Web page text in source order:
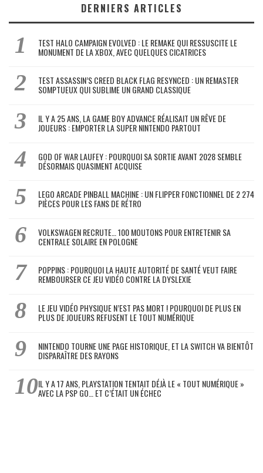
DERNIERS ARTICLES
TEST HALO CAMPAIGN EVOLVED : LE REMAKE QUI RESSUSCITE LE
MONUMENT DE LA XBOX, AVEC QUELQUES CICATRICES
TEST ASSASSIN’S CREED BLACK FLAG RESYNCED : UN REMASTER
SOMPTUEUX QUI SUBLIME UN GRAND CLASSIQUE
IL Y A 25 ANS, LA GAME BOY ADVANCE RÉALISAIT UN RÊVE DE
JOUEURS : EMPORTER LA SUPER NINTENDO PARTOUT
GOD OF WAR LAUFEY : POURQUOI SA SORTIE AVANT 2028 SEMBLE
DÉSORMAIS QUASIMENT ACQUISE
LEGO ARCADE PINBALL MACHINE : UN FLIPPER FONCTIONNEL DE 2 274
PIÈCES POUR LES FANS DE RÉTRO
VOLKSWAGEN RECRUTE… 100 MOUTONS POUR ENTRETENIR SA
CENTRALE SOLAIRE EN POLOGNE
POPPINS : POURQUOI LA HAUTE AUTORITÉ DE SANTÉ VEUT FAIRE
REMBOURSER CE JEU VIDÉO CONTRE LA DYSLEXIE
LE JEU VIDÉO PHYSIQUE N’EST PAS MORT ! POURQUOI DE PLUS EN
PLUS DE JOUEURS REFUSENT LE TOUT NUMÉRIQUE
NINTENDO TOURNE UNE PAGE HISTORIQUE, ET LA SWITCH VA BIENTÔT
DISPARAÎTRE DES RAYONS
IL Y A 17 ANS, PLAYSTATION TENTAIT DÉJÀ LE « TOUT NUMÉRIQUE »
AVEC LA PSP GO… ET C’ÉTAIT UN ÉCHEC